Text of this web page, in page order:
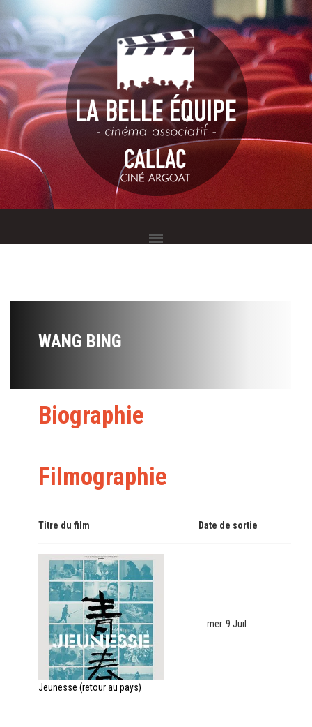
WANG BING
Biographie
Filmographie
Titre du film Date de sortie
Jeunesse (retour au pays)
mer. 9 Juil.